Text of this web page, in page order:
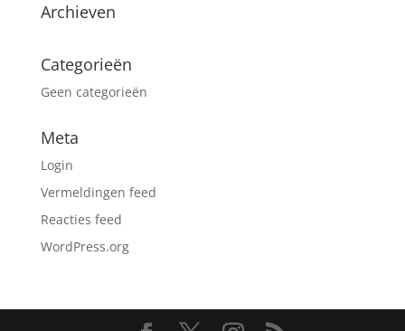
Archieven
Categorieën
Geen categorieën
Meta
Login
Vermeldingen feed
Reacties feed
WordPress.org